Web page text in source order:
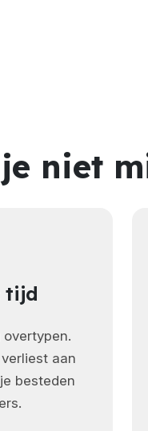
niet
tijd
aan
besteden